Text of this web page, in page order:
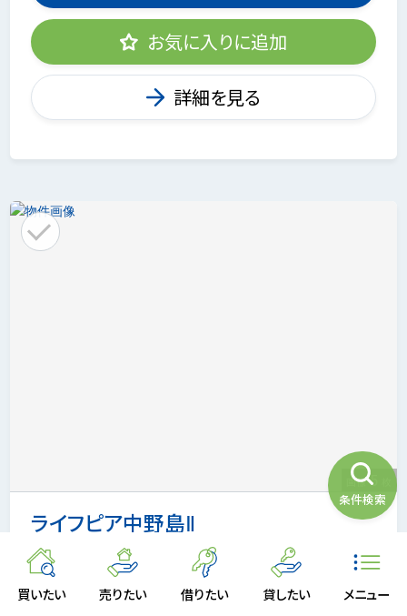
買いたい 売りたい 借りたい 貸したい メニュー
お気に入りに追加
詳細を見る
ライフピア中野島Ⅱ
画像 5
リノベーションで水回り刷新。ファミリーにもゆとりの
ある3LDK、陽当り通風に恵まれた開放的な眺望が
条件検索